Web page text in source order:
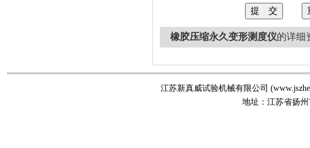
橡胶压缩永久变形测度仪的详细
江苏新真威试验机械有限公司
地址：江苏省扬